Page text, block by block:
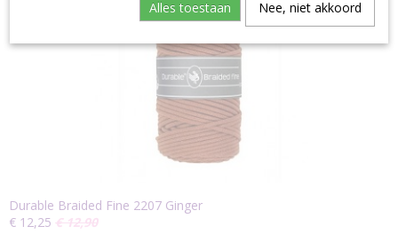
Durable Braided Fine 2207 Ginger
€ 12,25 € 12,90
Alles toestaan Nee, niet akkoord